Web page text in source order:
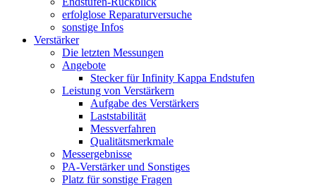
erfolglose Reparaturversuche
sonstige Infos
Verstärker
Die letzten Messungen
Angebote
Stecker für Infinity Kappa Endstufen
Leistung von Verstärkern
Aufgabe des Verstärkers
Laststabilität
Messverfahren
Qualitätsmerkmale
Messergebnisse
PA-Verstärker und Sonstiges
Platz für sonstige Fragen